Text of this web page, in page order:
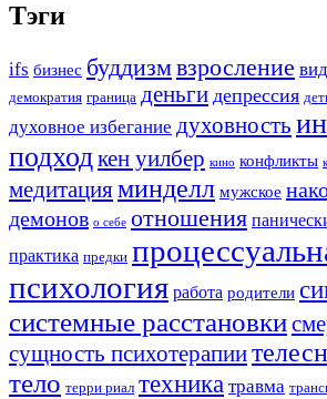
Тэги
ifs бизнес буддизмвзросление
демократия граница деньги депрессия
духовное избегание духовность
подходкен уилбер кино конфликты
медитацияминделл мужское
демонов о себе отношения
практика предки
психология работа родители
системные расстановки
сущность психотерапии
тело терри риал техника травма